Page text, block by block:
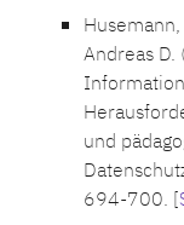
Andreas
und
694-700. [